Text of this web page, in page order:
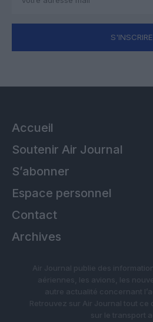
S'INSCRIRE
Accueil
Soutenir Air Journal
S’abonner
Espace personnel
Contact
Archives